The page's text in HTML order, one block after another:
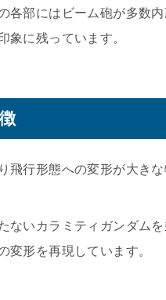
各部にはビーム砲が多数
象に残っています。
飛行形態への変形が大きな
ないカラミティガンダム
変形を再現しています。